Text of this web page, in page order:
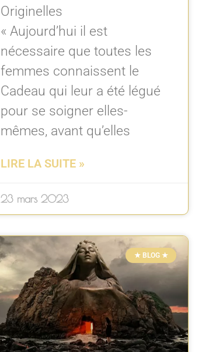
Originelles
« Aujourd’hui il est
nécessaire que toutes les
femmes connaissent le
Cadeau qui leur a été légué
pour se soigner elles-
mêmes, avant qu’elles
LIRE LA SUITE »
23 mars 2023
★ BLOG ★